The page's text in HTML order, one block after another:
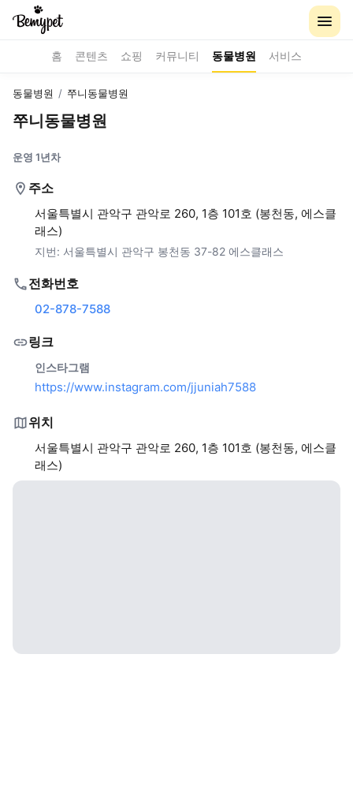
홈 콘텐츠 쇼핑 커뮤니티 동물병원 서비스
동물병원 / 쭈니동물병원
쭈니동물병원
운영 1년차
주소
서울특별시 관악구 관악로 260, 1층 101호 (봉천동, 에스클
래스)
지번: 서울특별시 관악구 봉천동 37-82 에스클래스
전화번호
02-878-7588
링크
인스타그램
https://www.instagram.com/jjuniah7588
위치
서울특별시 관악구 관악로 260, 1층 101호 (봉천동, 에스클
래스)